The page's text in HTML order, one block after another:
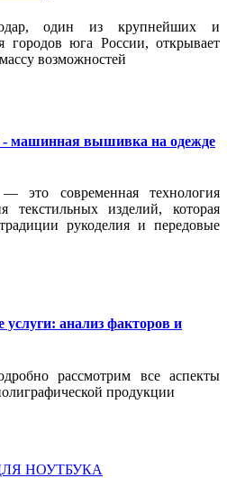
один из крупнейших и
городов юга России, открывает
возможностей
машинная вышивка на одежде
это современная технология
текстильных изделий, которая
рукоделия и передовые
анализ факторов и
рассмотрим все аспекты
продукции
НОУТБУКА